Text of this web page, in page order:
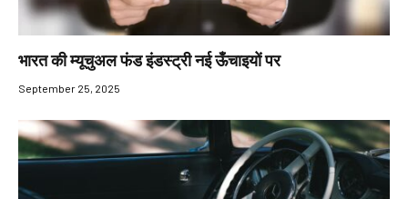
भारत की म्यूचुअल फंड इंडस्ट्री नई ऊँचाइयों पर
September 25, 2025